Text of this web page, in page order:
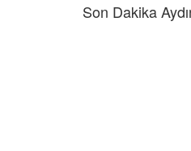
Son Dakika